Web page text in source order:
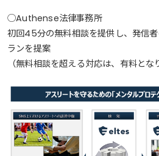
◯Authense法律事務所
初回45分の無料相談を提供し、発信
ランを提案
（無料相談を超える対応は、有料とな